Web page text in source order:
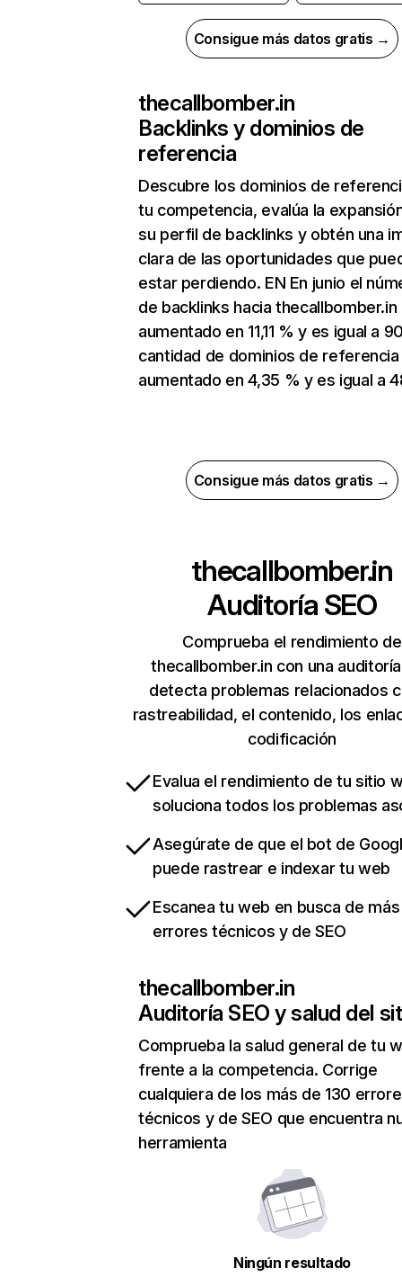
Consigue más datos gratis →
thecallbomber.in
Backlinks y dominios de
referencia
Descubre los dominios de
tu competencia, evalúa la
su perfil de backlinks y obtén una
clara de las oportunidades que
estar perdiendo. EN En junio el
de backlinks hacia thecallbomber.in
aumentado en 11,11 % y es igual a
cantidad de dominios de referencia
aumentado en 4,35 % y es igual a
Consigue más datos gratis →
thecallbomber.in
Auditoría SEO
Comprueba el rendimiento de
thecallbomber.in con una
detecta problemas relacionados
rastreabilidad, el contenido, los
codificación
Evalua el rendimiento de tu sitio
soluciona todos los problemas
Asegúrate de que el bot de
puede rastrear e indexar tu web
Escanea tu web en busca de
errores técnicos y de SEO
thecallbomber.in
Auditoría SEO y salud del
Comprueba la salud general de tu
frente a la competencia. Corrige
cualquiera de los más de 130
técnicos y de SEO que encuentra
herramienta
Ningún resultado